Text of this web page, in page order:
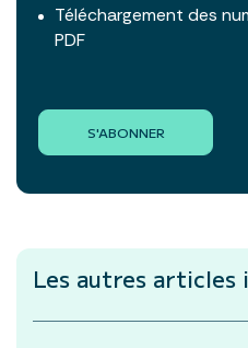
Téléchargement des
PDF
S'ABONNER
Les autres articles